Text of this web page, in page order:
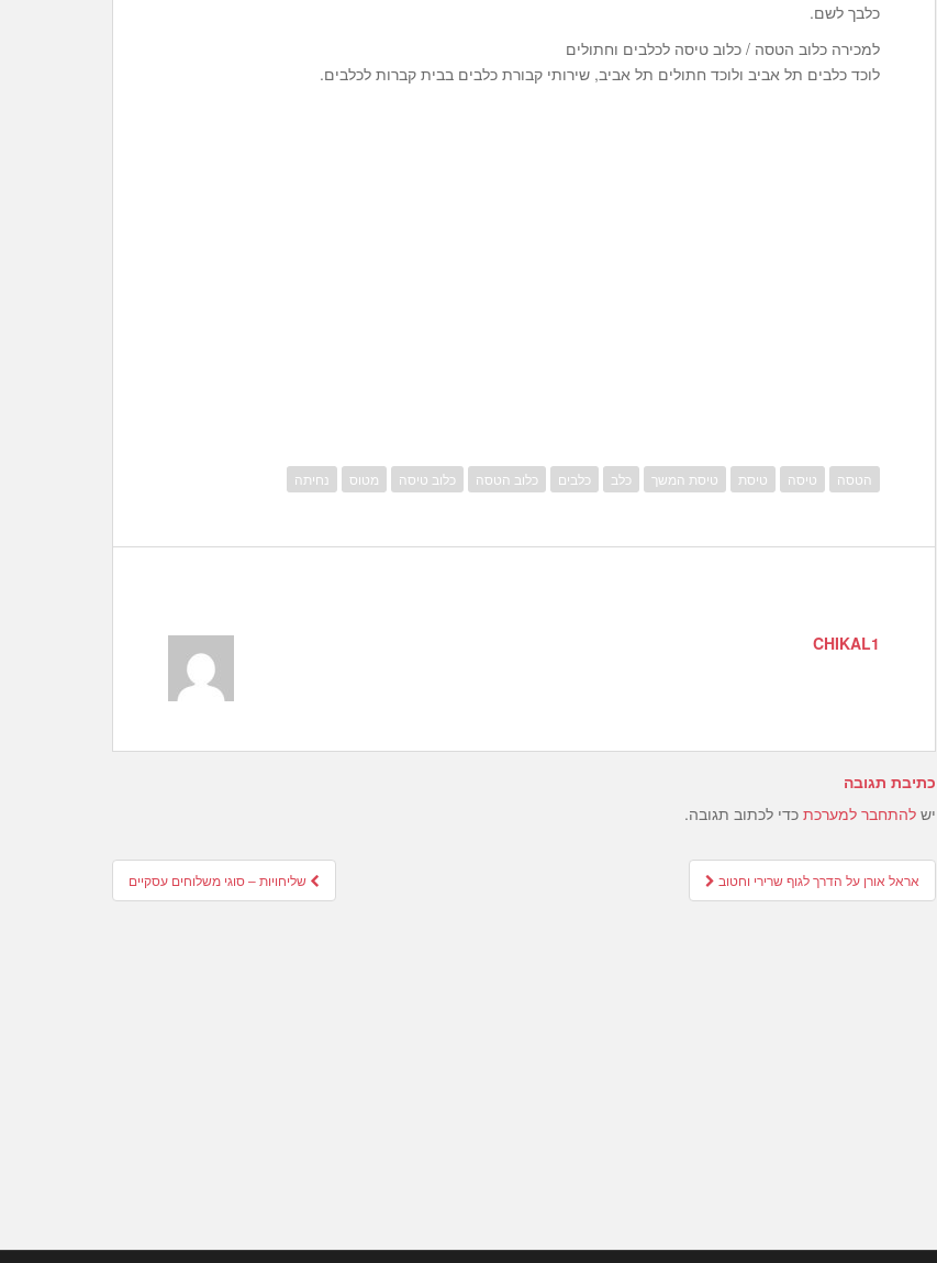
כלבך לשם.
למכירה כלוב הטסה / כלוב טיסה לכלבים וחתולים
לוכד כלבים תל אביב ולוכד חתולים תל אביב, שירותי קבורת כלבים בבית קברות לכלבים.
הטסה טיסה טיסת טיסת המשך כלב כלבים כלוב הטסה כלוב טיסה מטוס נחיתה
CHIKAL1
כתיבת תגובה
יש להתחבר למערכת כדי לכתוב תגובה.
Post
navigation
שליחויות – סוגי משלוחים עסקיים אראל אורן על הדרך לגוף שרירי וחטוב